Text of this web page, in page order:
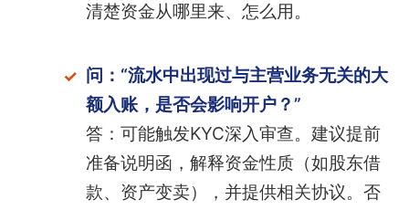
清楚资金从哪里来、怎么用。
问：“流水中出现过与主营业务无关的大
额入账，是否会影响开户？”
答：可能触发KYC深入审查。建议提前
准备说明函，解释资金性质（如股东借
款、资产变卖），并提供相关协议。否